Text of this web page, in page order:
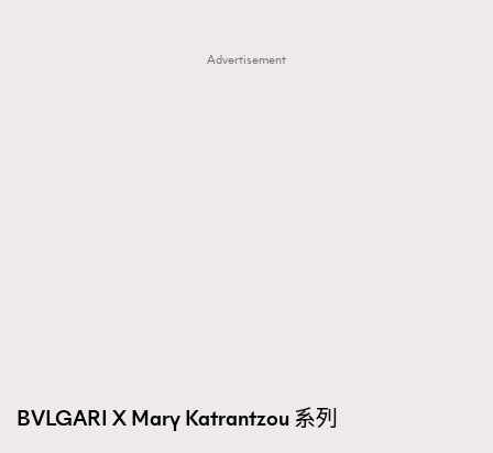
Advertisement
BVLGARI X Mary Katrantzou 系列